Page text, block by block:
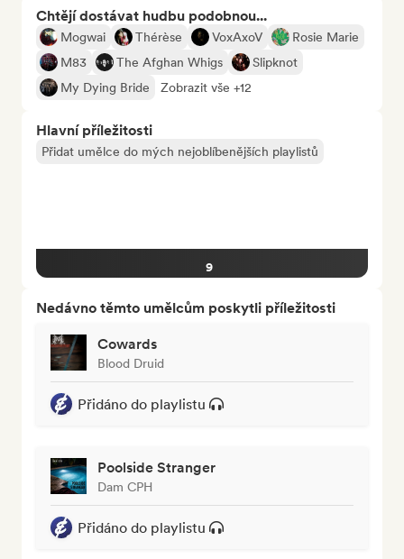
Chtějí dostávat hudbu podobnou...
Mogwai Thérèse VoxAxoV
Rosie Marie
M83
The Afghan Whigs
Slipknot
My Dying Bride
Zobrazit vše +12
Hlavní příležitosti
Přidat umělce do mých nejoblíbenějších playlistů
9
Nedávno těmto umělcům poskytli příležitosti
Cowards
Blood Druid
Přidáno do playlistu
Poolside Stranger
Dam CPH
Přidáno do playlistu